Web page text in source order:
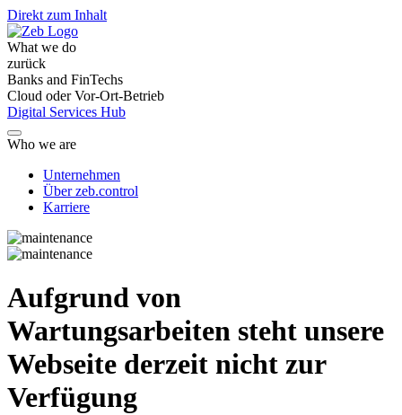
Direkt zum Inhalt
What we do
zurück
Banks and FinTechs
Cloud oder Vor-Ort-Betrieb
Digital Services Hub
Who we are
Unternehmen
Über zeb.control
Karriere
Aufgrund von
Wartungsarbeiten steht unsere
Webseite derzeit nicht zur
Verfügung